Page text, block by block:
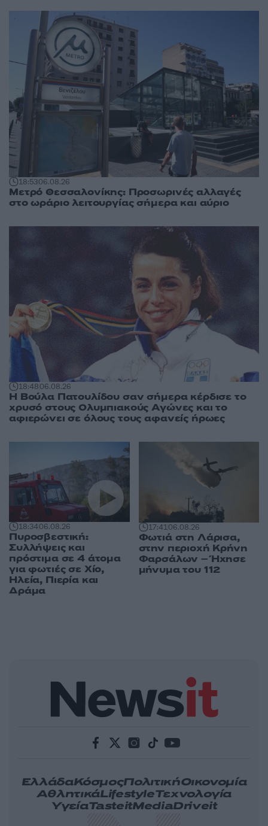
18:5306.08.26
Μετρό Θεσσαλονίκης: Προσωρινές αλλαγές
στο ωράριο λειτουργίας σήμερα και αύριο
18:4806.08.26
Η Βούλα Πατουλίδου σαν σήμερα κέρδισε το
χρυσό στους Ολυμπιακούς Αγώνες και το
αφιερώνει σε όλους τους αφανείς ήρωες
18:3406.08.26
Πυροσβεστική:
Συλλήψεις και
πρόστιμα σε 4 άτομα
για φωτιές σε Χίο,
Ηλεία, Πιερία και
Δράμα
17:4106.08.26
Φωτιά στη Λάρισα,
στην περιοχή Κρήνη
Φαρσάλων – Ήχησε
μήνυμα του 112
ΕλλάδαΚόσμοςΠολιτικήΟικονομία
ΑθλητικάLifestyleΤεχνολογία
ΥγείαTasteitMediaDriveit